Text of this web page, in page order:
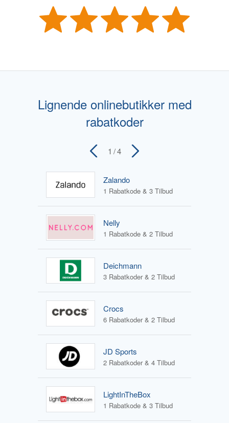
Lignende onlinebutikker med
rabatkoder
1 / 4
Zalando
1 Rabatkode & 3 Tilbud
Nelly
1 Rabatkode & 2 Tilbud
Deichmann
3 Rabatkoder & 2 Tilbud
Crocs
6 Rabatkoder & 2 Tilbud
JD Sports
2 Rabatkoder & 4 Tilbud
LightInTheBox
1 Rabatkode & 3 Tilbud